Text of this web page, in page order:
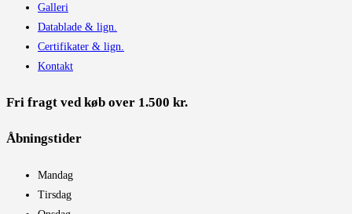
Galleri
Datablade & lign.
Certifikater & lign.
Kontakt
Fri fragt ved køb over 1.500 kr.
Åbningstider​
Mandag
Tirsdag